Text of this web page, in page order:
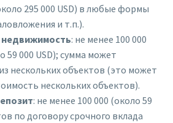
295 000 USD) в любые формы
и т.п.).
: не менее 100 000
59 000 USD); сумма может
нескольких объектов (это может
нескольких объектов).
: не менее 100 000 (около 59
по договору срочного вклада